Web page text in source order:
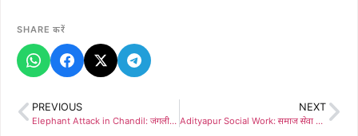
SHARE करें
PREVIOUS
Elephant Attack in Chandil: जंगली हाथी का तांडव, लेटेमदा में ग्रामीण की कुचलकर दर्दनाक मौत
NEXT
Adityapur Social Work: समाज सेवा की मिसाल: अद्यपीठ काली मंदिर परिसर में दिवंगत संस्थापकों की याद में जरूरतमंदों के बीच बांटे कंबल वितरण